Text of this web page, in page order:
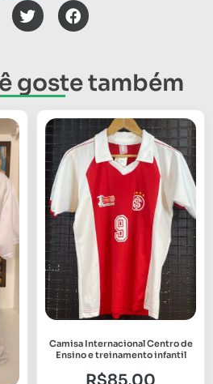
goste também
Camisa Internacional Centro de
Ensino e treinamento infantil